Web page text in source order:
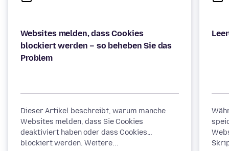
Websites melden, dass Cookies
blockiert werden – so beheben Sie das
Problem
Dieser Artikel beschreibt, warum manche
Websites melden, dass Sie Cookies
deaktiviert haben oder dass Cookies
blockiert werden. Weitere...